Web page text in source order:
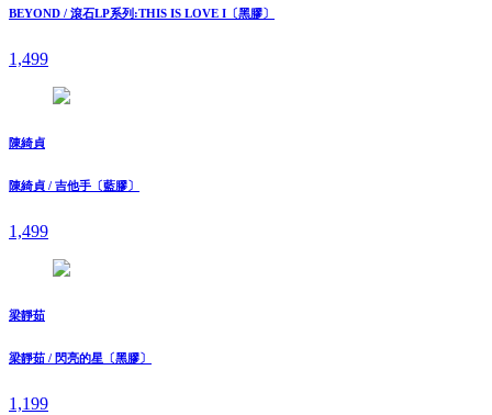
BEYOND / 滾石LP系列:THIS IS LOVE I〔黑膠〕
1,499
陳綺貞
陳綺貞 / 吉他手〔藍膠〕
1,499
梁靜茹
梁靜茹 / 閃亮的星〔黑膠〕
1,199